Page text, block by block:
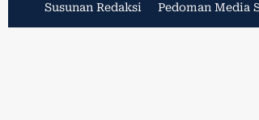
Susunan Redaksi Pedoman Media